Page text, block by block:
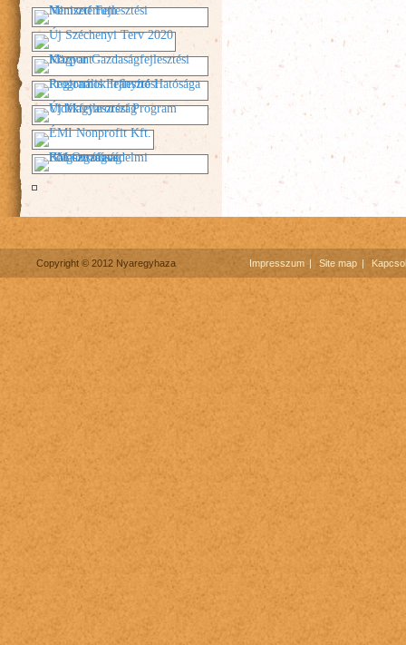
Copyright © 2012 Nyaregyhaza Impresszum Site map